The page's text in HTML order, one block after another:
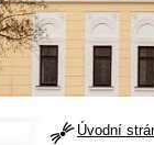
Úvodní